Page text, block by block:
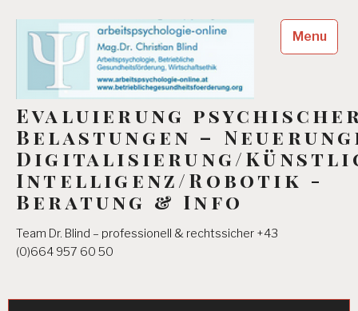
content
Evaluierung
Belastungen –
Digitalisierung/
Intelligenz/Robotik -
Beratung & Info
Team Dr. Blind – professionell & rechtssicher +43
(0)664 957 60 50
Menu